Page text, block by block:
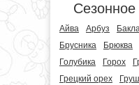
Сезонное
Айва Арбуз
Брусника
Брюква
Голубика
Горох
Грецкий орех